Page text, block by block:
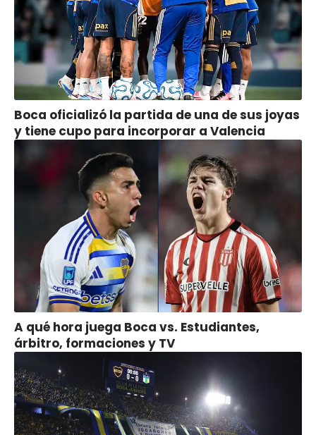
Boca oficializó la partida de una de sus joyas
y tiene cupo para incorporar a Valencia
A qué hora juega Boca vs. Estudiantes,
árbitro, formaciones y TV